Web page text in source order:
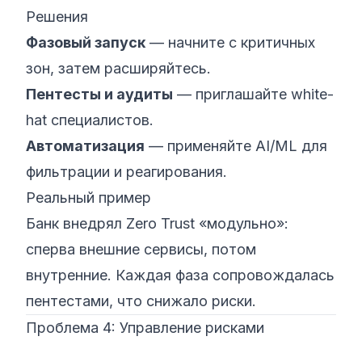
Решения
Фазовый запуск — начните с критичных
зон, затем расширяйтесь.
Пентесты и аудиты — приглашайте white-
hat специалистов.
Автоматизация — применяйте AI/ML для
фильтрации и реагирования.
Реальный пример
Банк внедрял Zero Trust «модульно»:
сперва внешние сервисы, потом
внутренние. Каждая фаза сопровождалась
пентестами, что снижало риски.
Проблема 4: Управление рисками